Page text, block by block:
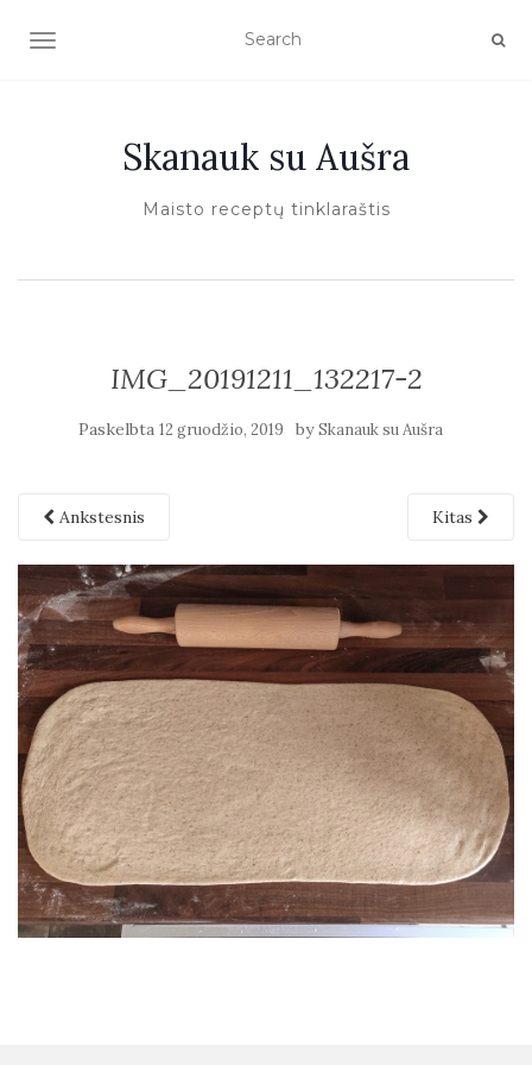
TOGGLE NAVIGATION
Skanauk su Aušra
Maisto receptų tinklaraštis
IMG_20191211_132217-2
Paskelbta 12 gruodžio, 2019 bySkanauk su Aušra
Ankstesnis Kitas